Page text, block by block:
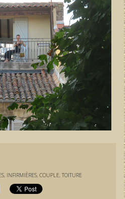
, INFIRMIÈRES,COUPLE,TOITURE